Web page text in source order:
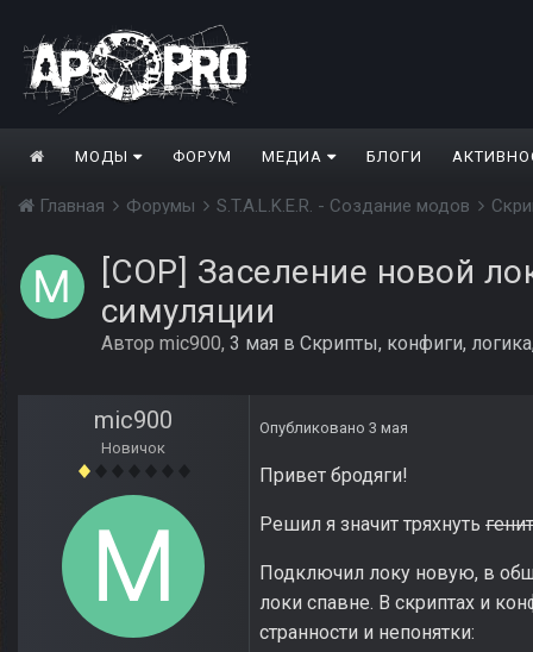
МОДЫ ФОРУМ МЕДИА БЛОГИ
Главная Форумы S.T.A.L.K.E.R. - Создание модов
[COP] Заселение новой
симуляции
Автор mic900, 3 мая в Скрипты, конфиги,
mic900
Новичок
Опубликовано 3 мая
Привет бродяги!
Решил я значит тряхнуть
Подключил локу новую, в
локи спавне. В скриптах и
странности и непонятки: